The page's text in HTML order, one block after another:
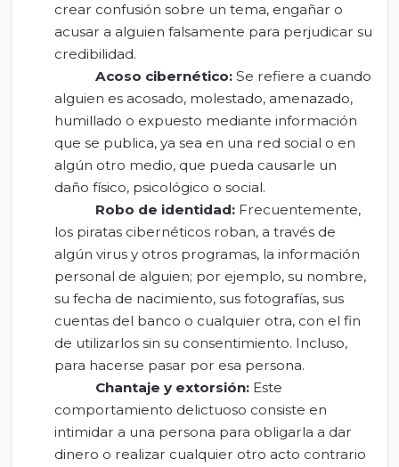
crear confusión sobre un tema, engañar o
acusar a alguien falsamente para perjudicar su
credibilidad.
Acoso cibernético: Se refiere a cuando
alguien es acosado, molestado, amenazado,
humillado o expuesto mediante información
que se publica, ya sea en una red social o en
algún otro medio, que pueda causarle un
daño físico, psicológico o social.
Robo de identidad: Frecuentemente,
los piratas cibernéticos roban, a través de
algún virus y otros programas, la información
personal de alguien; por ejemplo, su nombre,
su fecha de nacimiento, sus fotografías, sus
cuentas del banco o cualquier otra, con el fin
de utilizarlos sin su consentimiento. Incluso,
para hacerse pasar por esa persona.
Chantaje y extorsión: Este
comportamiento delictuoso consiste en
intimidar a una persona para obligarla a dar
dinero o realizar cualquier otro acto contrario